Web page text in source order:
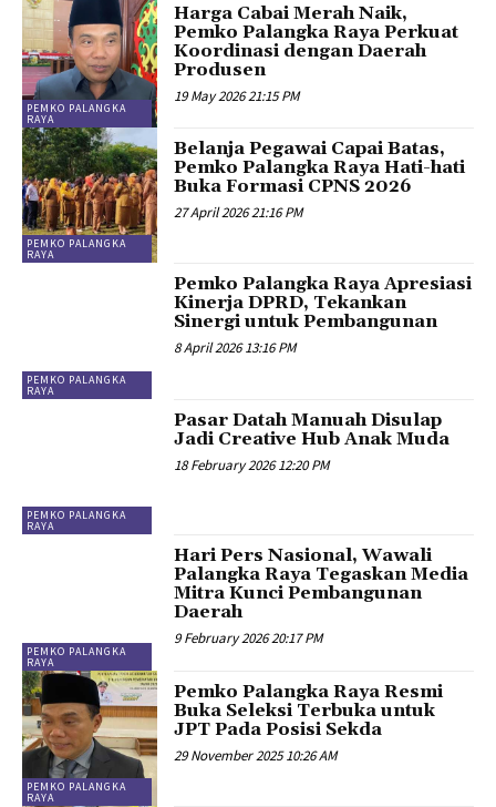
PEMKO PALANGKA
RAYA
Harga Cabai Merah Naik,
Pemko Palangka Raya Perkuat
Koordinasi dengan Daerah
Produsen
19 May 2026 21:15 PM
PEMKO PALANGKA
RAYA
Belanja Pegawai Capai Batas,
Pemko Palangka Raya Hati-hati
Buka Formasi CPNS 2026
27 April 2026 21:16 PM
PEMKO PALANGKA
RAYA
Pemko Palangka Raya Apresiasi
Kinerja DPRD, Tekankan
Sinergi untuk Pembangunan
8 April 2026 13:16 PM
PEMKO PALANGKA
RAYA
Pasar Datah Manuah Disulap
Jadi Creative Hub Anak Muda
18 February 2026 12:20 PM
PEMKO PALANGKA
RAYA
Hari Pers Nasional, Wawali
Palangka Raya Tegaskan Media
Mitra Kunci Pembangunan
Daerah
9 February 2026 20:17 PM
PEMKO PALANGKA
RAYA
Pemko Palangka Raya Resmi
Buka Seleksi Terbuka untuk
JPT Pada Posisi Sekda
29 November 2025 10:26 AM